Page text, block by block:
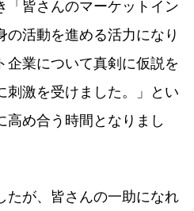
「皆さんのマーケットイン
の活動を進める活力になり
企業について真剣に仮説を
刺激を受けました。」とい
高め合う時間となりまし
たが、皆さんの一助になれ